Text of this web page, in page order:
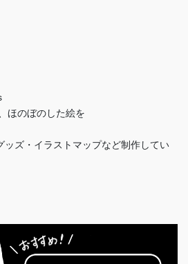
ほのぼのした絵を
ッズ・イラストマップなど制作してい